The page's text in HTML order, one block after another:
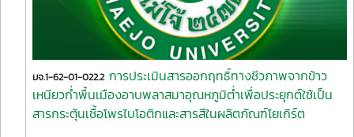
มจ.1-62-01-022.2 การประเมินสารออกฤทธิ์ทางชีวภาพจากข้าว
เหนียวก่ำพื้นเมืองอาบพลาสมาอุณหภูมิต่ำเพื่อประยุกต์ใช้เป็น
สารกระตุ้นเชื้อโพรไบโอติกและสารสีในผลิตภัณฑ์โยเกิร์ต